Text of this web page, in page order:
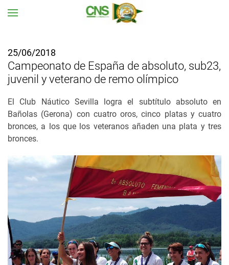
25/06/2018
Campeonato de España de absoluto, sub23,
juvenil y veterano de remo olímpico
El Club Náutico Sevilla logra el subtítulo absoluto en
Bañolas (Gerona) con cuatro oros, cinco platas y cuatro
bronces, a los que los veteranos añaden una plata y tres
bronces.